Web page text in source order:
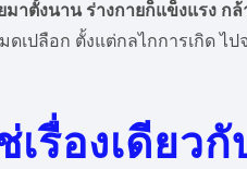
มาตั้งนาน ร่างกายก็แข็งแรง ก
เปลือก ตั้งแต่กลไกการเกิด ไป
รื่องเดียว